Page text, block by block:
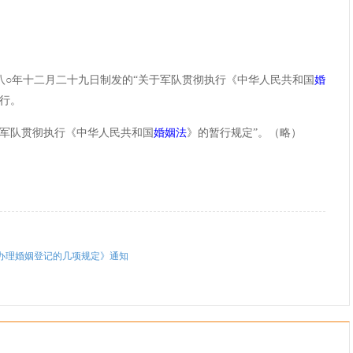
十二月二十九日制发的“关于军队贯彻执行《中华人民共和国 婚
。
贯彻执行《中华人民共和国 婚姻法》的暂行规定”。（略）
理婚姻登记的几项规定》通知